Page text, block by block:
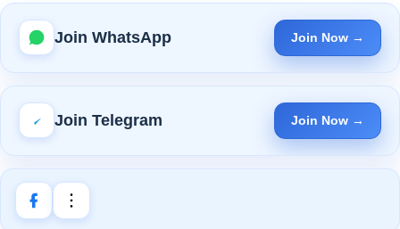
Join WhatsApp Join Now →
Join Telegram Join Now →